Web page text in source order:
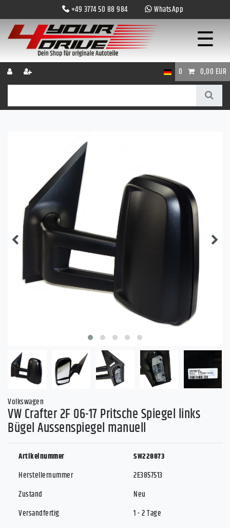
+49 3774 50 88 984 WhatsApp
☰
0 0,00 EUR
Volkswagen
VW Crafter 2F 06-17 Pritsche Spiegel links
Bügel Aussenspiegel manuell
Artikelnummer
Herstellernummer
Zustand
Versandfertig
SW228873
2E3857513
Neu
1 - 2 Tage